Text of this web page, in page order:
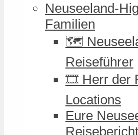
Neuseeland-
Familien
🗺️
Reiseführer
🎞️ Herr der
Locations
Eure